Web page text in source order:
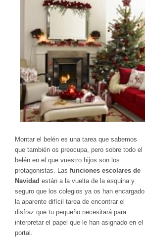
Montar el belén es una tarea que sabemos
que también os preocupa, pero sobre todo el
belén en el que vuestro hijos son los
protagonistas. Las funciones escolares de
Navidad están a la vuelta de la esquina y
seguro que los colegios ya os han encargado
la aparente difícil tarea de encontrar el
disfraz que tu pequeño necesitará para
interpretar el papel que le han asignado en el
portal.